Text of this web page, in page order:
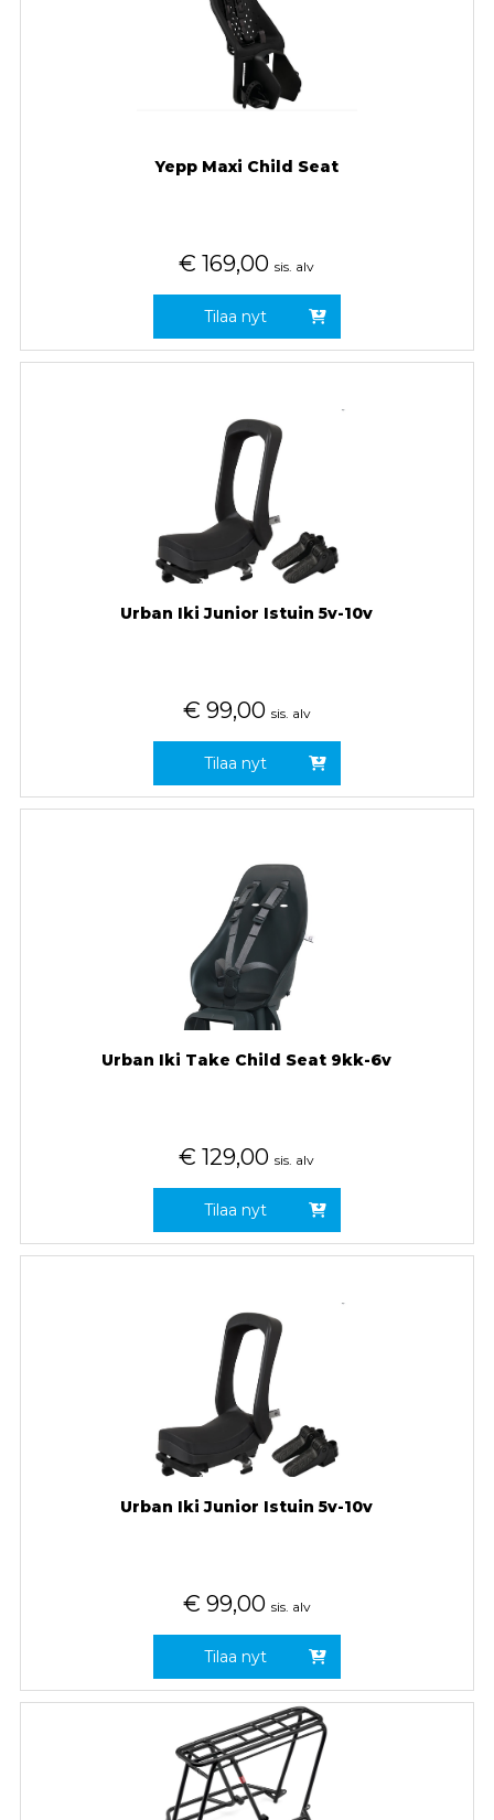
Yepp Maxi Child Seat
€ 169,00 sis. alv
Tilaa nyt
Urban Iki Junior Istuin 5v-10v
€ 99,00 sis. alv
Tilaa nyt
Urban Iki Take Child Seat 9kk-6v
€ 129,00 sis. alv
Tilaa nyt
Urban Iki Junior Istuin 5v-10v
€ 99,00 sis. alv
Tilaa nyt